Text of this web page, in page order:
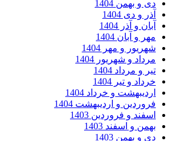
دی و بهمن 1404
آذر و دی 1404
آبان و آذر 1404
مهر و آبان 1404
شهریور و مهر 1404
مرداد و شهریور 1404
تیر و مرداد 1404
خرداد و تیر 1404
اردیبهشت و خرداد 1404
فروردین و اردیبهشت 1404
اسفند و فروردین 1403
بهمن و اسفند 1403
دی و بهمن 1403